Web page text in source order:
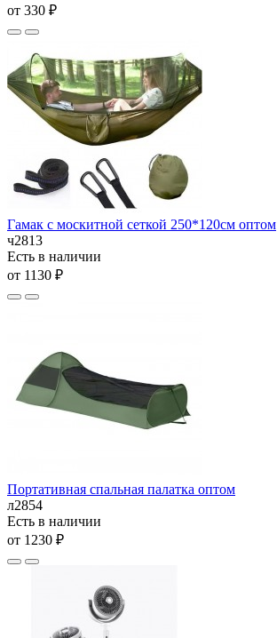
от 330 ₽
Гамак с москитной сеткой 250*120см оптом
ч2813
Есть в наличии
от 1130 ₽
Портативная спальная палатка оптом
л2854
Есть в наличии
от 1230 ₽